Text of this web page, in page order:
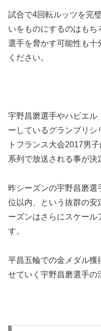
試合で4回転ルッツを完
いをものにするのはもち
選手を脅かす可能性も十
ください。
宇野昌磨選手やハビエル
ーしているグランプリシ
トフランス大会2017男
系列で放送される事が決
昨シーズンの宇野昌磨
位以内、という抜群の安
ーズンはさらにスケール
す。
平昌五輪での金メダル獲
せていく宇野昌磨選手の